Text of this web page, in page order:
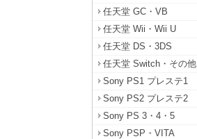
任天堂 GC・VB
任天堂 Wii・Wii U
任天堂 DS・3DS
任天堂 Switch・その他
Sony PS1 プレステ1
Sony PS2 プレステ2
Sony PS 3・4・5
Sony PSP・VITA